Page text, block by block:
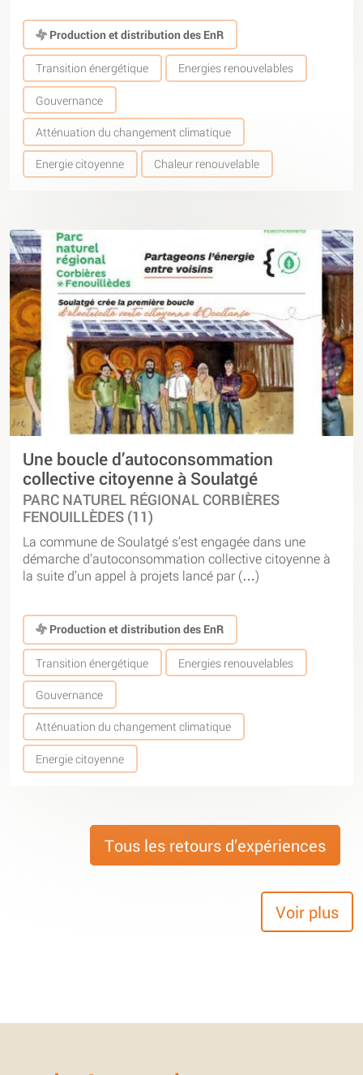
Production et distribution des EnR
Transition énergétique Energies renouvelables
Gouvernance
Atténuation du changement climatique
Energie citoyenne Chaleur renouvelable
Une boucle d’autoconsommation
collective citoyenne à Soulatgé
PARC NATUREL RÉGIONAL CORBIÈRES
FENOUILLÈDES (11)
La commune de Soulatgé s’est engagée dans une
démarche d’autoconsommation collective citoyenne à
la suite d’un appel à projets lancé par (…)
Production et distribution des EnR
Transition énergétique Energies renouvelables
Gouvernance
Atténuation du changement climatique
Energie citoyenne
Tous les retours d’expériences
Voir plus